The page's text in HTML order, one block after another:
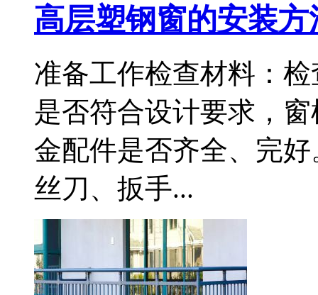
高层塑钢窗的安装方
准备工作检查材料：
是否符合设计要求，
金配件是否齐全、完
丝刀、扳手...